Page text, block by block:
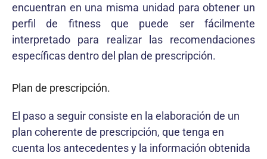
encuentran en una misma unidad para obtener un
perfil de fitness que puede ser fácilmente
interpretado para realizar las recomendaciones
específicas dentro del plan de prescripción.
Plan de prescripción.
El paso a seguir consiste en la elaboración de un
plan coherente de prescripción, que tenga en
cuenta los antecedentes y la información obtenida